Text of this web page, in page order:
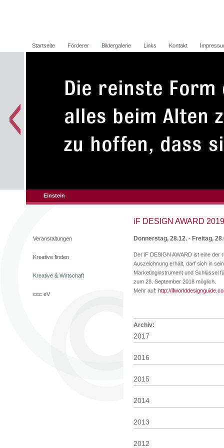
Veranstaltungen
Kreative finden
Kreative & Wirtschaft
ccc eV
iF DESIGN AWARD 2019
Donnerstag, 28.12. - Freitag,
Der iF DESIGN AWARD ist eine der
Auszeichnung erhält, darf sich in
Marketinginstrument und Schlüssel
zum 28. September 2018 möglich.
Mehr auf: http://
Archiv:
2017
2016
2015
2014
2013
2012
Einstein
Startseite Förderer Bildergalerie Links Kontakt